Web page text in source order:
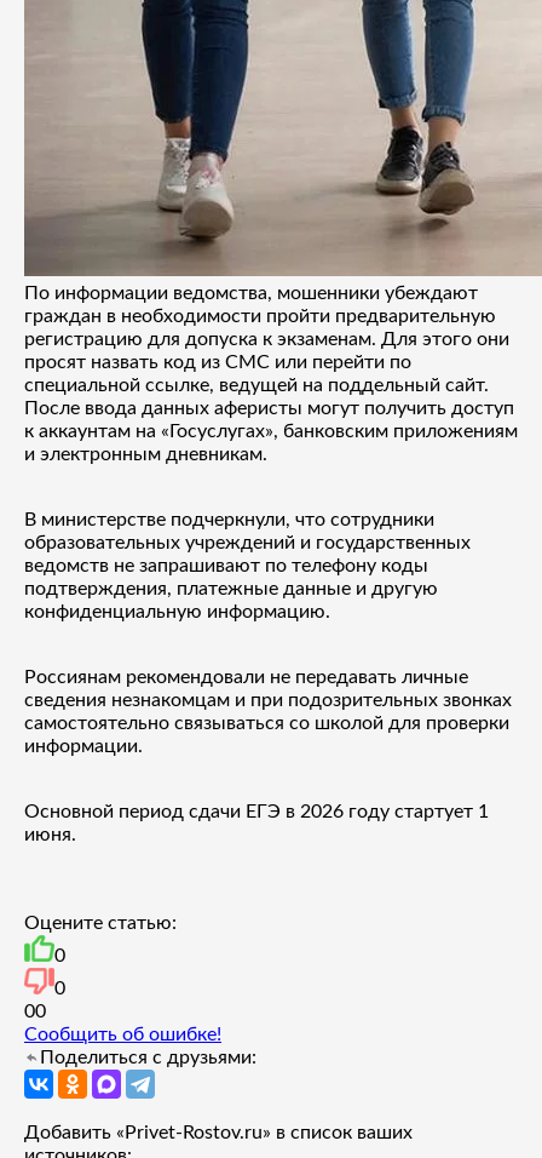
По информации ведомства, мошенники убеждают
граждан в необходимости пройти предварительную
регистрацию для допуска к экзаменам. Для этого они
просят назвать код из СМС или перейти по
специальной ссылке, ведущей на поддельный сайт.
После ввода данных аферисты могут получить доступ
к аккаунтам на «Госуслугах», банковским приложениям
и электронным дневникам.
В министерстве подчеркнули, что сотрудники
образовательных учреждений и государственных
ведомств не запрашивают по телефону коды
подтверждения, платежные данные и другую
конфиденциальную информацию.
Россиянам рекомендовали не передавать личные
сведения незнакомцам и при подозрительных звонках
самостоятельно связываться со школой для проверки
информации.
Основной период сдачи ЕГЭ в 2026 году стартует 1
июня.
Оцените статью:
0
0
00
Сообщить об ошибке!
Поделиться с друзьями:
Добавить «Privet-Rostov.ru» в список ваших